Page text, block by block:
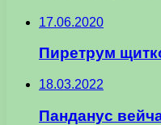
17.06.2020
Пиретрум
18.03.2022
Панданус